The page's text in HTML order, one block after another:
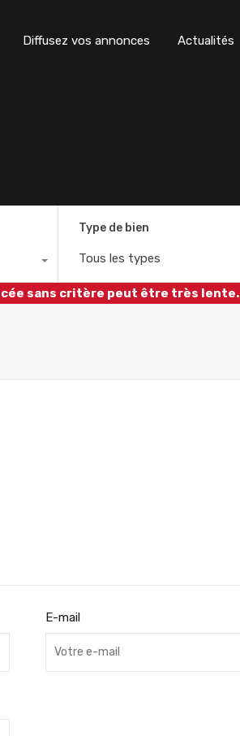
Diffusez vos annonces Actualités
Type de bien
Tous les types
sans critère peut être très lente.
E-mail